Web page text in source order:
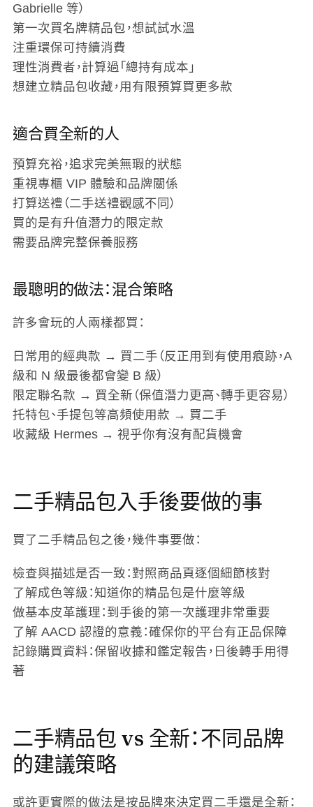
Gabrielle 等）
第一次買名牌精品包，想試試水溫
注重環保可持續消費
理性消費者，計算過「總持有成本」
想建立精品包收藏，用有限預算買更多款
適合買全新的人
預算充裕，追求完美無瑕的狀態
重視專櫃 VIP 體驗和品牌關係
打算送禮（二手送禮觀感不同）
買的是有升值潛力的限定款
需要品牌完整保養服務
最聰明的做法：混合策略
許多會玩的人兩樣都買：
日常用的經典款 → 買二手 （反正用到有使用痕跡，A
級和 N 級最後都會變 B 級）
限定聯名款 → 買全新 （保值潛力更高、轉手更容易）
托特包、手提包等高頻使用款 → 買二手
收藏級 Hermes → 視乎你有沒有配貨機會
二手精品包入手後要做的事
買了二手精品包之後，幾件事要做：
檢查與描述是否一致 ：對照商品頁逐個細節核對
了解成色等級 ：知道你的精品包是什麼等級
做基本皮革護理 ：到手後的第一次護理非常重要
了解 AACD 認證的意義 ：確保你的平台有正品保障
記錄購買資料 ：保留收據和鑑定報告，日後轉手用得
著
二手精品包 vs 全新：不同品牌
的建議策略
或許更實際的做法是按品牌來決定買二手還是全新：